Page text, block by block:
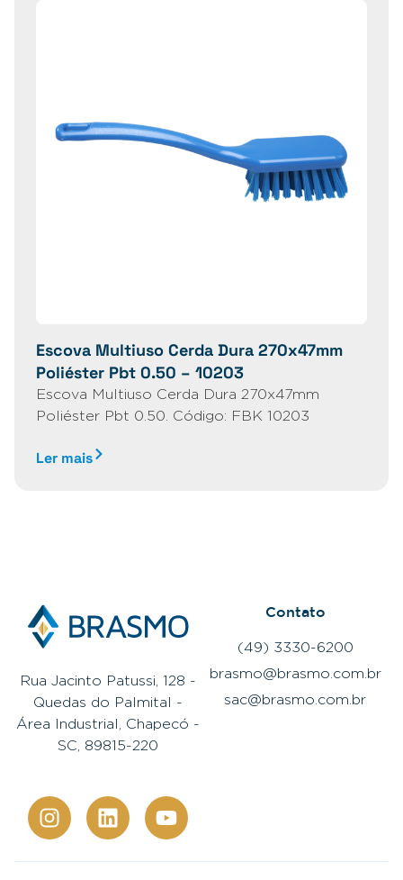
Escova Multiuso Cerda Dura 270x47mm
Poliéster Pbt 0.50 – 10203
Escova Multiuso Cerda Dura 270x47mm
Poliéster Pbt 0.50. Código: FBK 10203
Ler mais
Rua Jacinto Patussi, 128 -
Quedas do Palmital -
Área Industrial, Chapecó -
SC, 89815-220
Contato
(49) 3330-6200
brasmo@brasmo.com.br
sac@brasmo.com.br